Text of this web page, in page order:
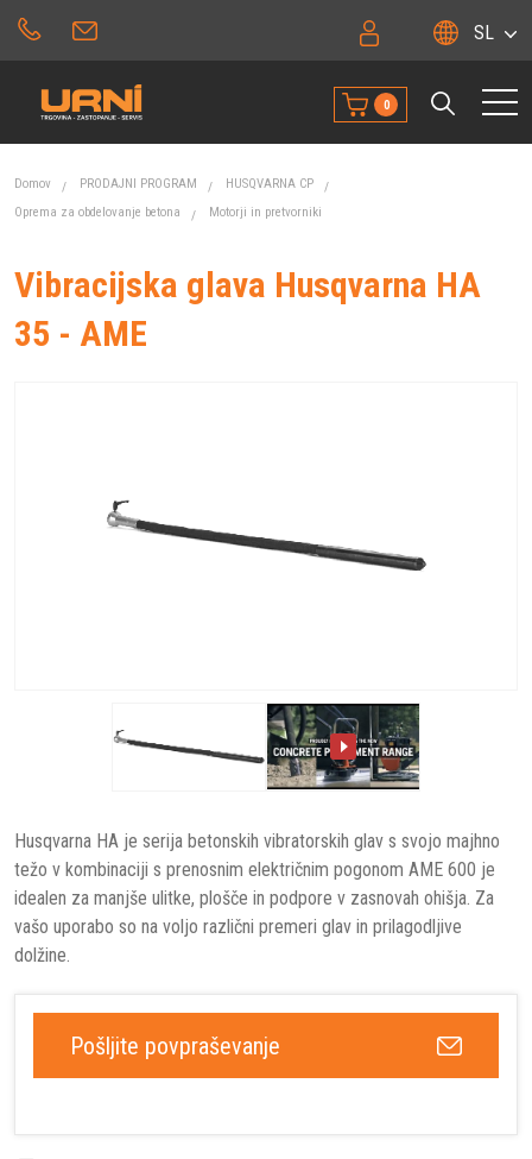
SL
0
Domov PRODAJNI PROGRAM
HUSQVARNA CP
Oprema za obdelovanje betona
Motorji in pretvorniki
Vibracijska glava Husqvarna HA
35 - AME
Husqvarna HA je serija betonskih vibratorskih glav s svojo majhno
težo v kombinaciji s prenosnim električnim pogonom AME 600 je
idealen za manjše ulitke, plošče in podpore v zasnovah ohišja. Za
vašo uporabo so na voljo različni premeri glav in prilagodljive
dolžine.
Pošljite povpraševanje